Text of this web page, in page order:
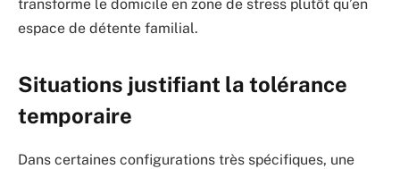
transforme le domicile en zone de stress plutôt qu’en
espace de détente familial.
Situations justifiant la tolérance
temporaire
Dans certaines configurations très spécifiques, une